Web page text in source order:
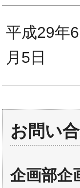
平成29年6
月5日
お問い
企画部企